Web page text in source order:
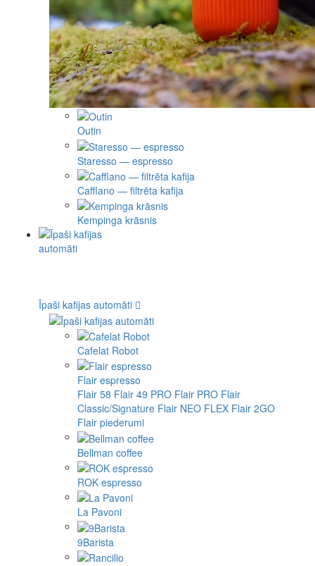
Outin
Staresso — espresso
Cafflano — filtrēta kafija
Kempinga krāsnis
Īpaši kafijas automāti
Cafelat Robot
Flair espresso
Flair 58 Flair 49 PRO Flair PRO Flair
Classic/Signature Flair NEO FLEX Flair 2GO
Flair piederumi
Bellman coffee
ROK espresso
La Pavoni
9Barista